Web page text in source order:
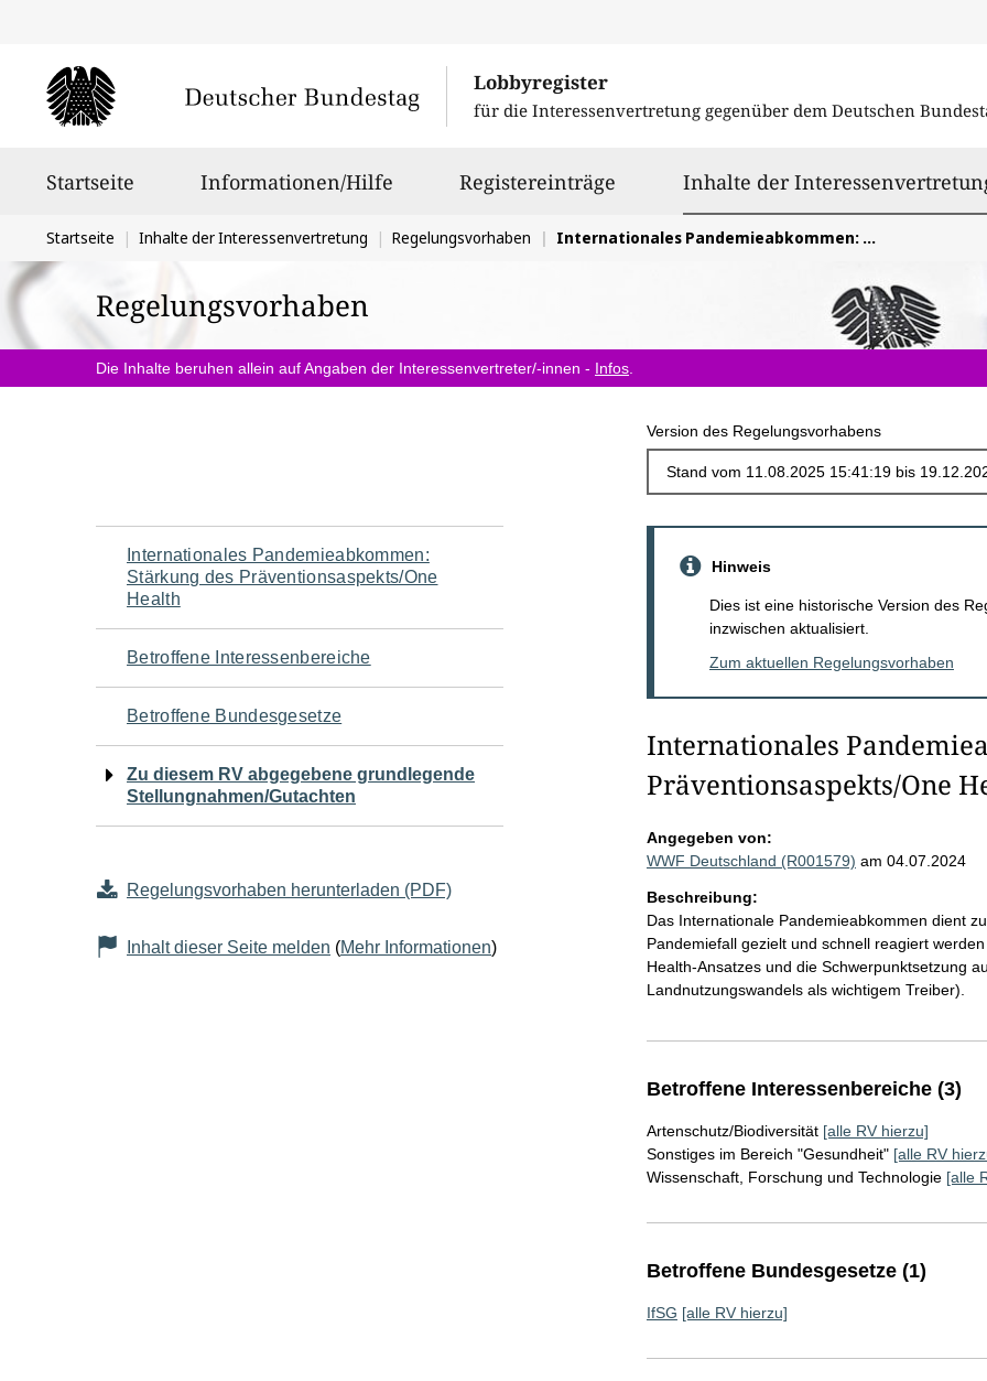
Lobbyregister
für die Interessenvertretung gegenüber dem Deutschen
Startseite Informationen/Hilfe Registereinträge Inhalte der
Sie
befinden
sich
hier:
Startseite Inhalte der Interessenvertretung Regelungsvorhaben Internationales Pandemieabkommen: Stärkung des Präventionsaspekts/One Health
Regelungsvorhaben
Die Inhalte beruhen allein auf Angaben der Interessenvertreter/-innen - Infos
Version des Regelungsvorhabens
Navigation
für
den
Seiteninhalt
Internationales Pandemieabkommen:
Stärkung des Präventionsaspekts/One
Health
Betroffene Interessenbereiche
Betroffene Bundesgesetze
Zu diesem RV abgegebene grundlegende
Stellungnahmen/Gutachten
Regelungsvorhaben herunterladen (PDF)
Inhalt dieser Seite melden (Mehr Informationen)
Hinweis
Dies ist eine historische Version des
inzwischen aktualisiert.
Zum aktuellen Regelungsvorhaben
Internationales
Präventionsaspekts/One
Angegeben von:
WWF Deutschland (R001579) am 04.07.2024
Beschreibung:
Das Internationale Pandemieabkommen dient
Pandemiefall gezielt und schnell reagiert
Health-Ansatzes und die Schwerpunktsetzung
Landnutzungswandels als wichtigem Treiber).
Betroffene Interessenbereiche (3)
Artenschutz/Biodiversität [alle RV hierzu]
Sonstiges im Bereich "Gesundheit" [alle RV
Wissenschaft, Forschung und Technologie [alle
Betroffene Bundesgesetze (1)
IfSG [alle RV hierzu]